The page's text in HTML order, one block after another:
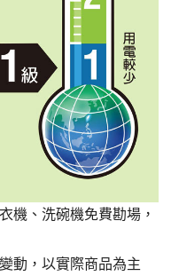
機、洗碗機免費勘場 ，
動，以實際商品為主